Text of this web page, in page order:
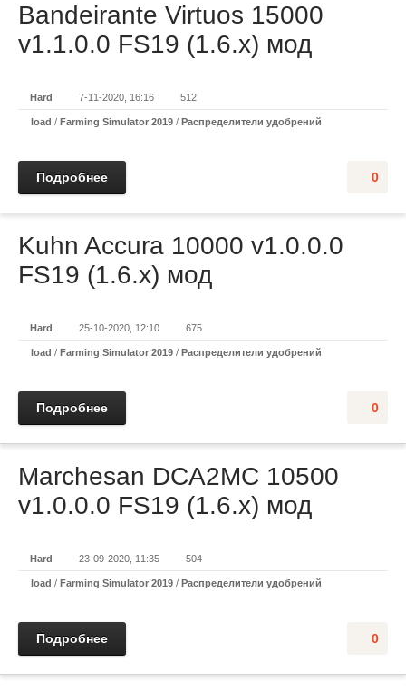
Bandeirante Virtuos 15000
v1.1.0.0 FS19 (1.6.x) мод
Hard 7-11-2020, 16:16 512
load / Farming Simulator 2019 / Распределители удобрений
0
Подробнее
Kuhn Accura 10000 v1.0.0.0
FS19 (1.6.x) мод
Hard 25-10-2020, 12:10 675
load / Farming Simulator 2019 / Распределители удобрений
0
Подробнее
Marchesan DCA2MC 10500
v1.0.0.0 FS19 (1.6.x) мод
Hard 23-09-2020, 11:35 504
load / Farming Simulator 2019 / Распределители удобрений
0
Подробнее